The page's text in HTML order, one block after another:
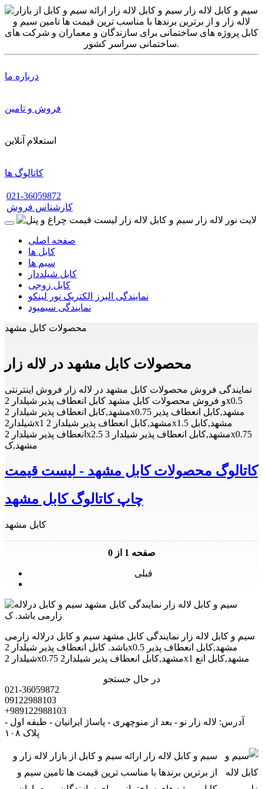
درباره ما
فروش و تامین
استعلام آنلاین
کاتالوگ ها
021-36059872
کارشناس فروش
صفحه اصلی
کابل ها
سیم ها
کابل شیلددار
کابل زوجی
نمایندگی البرز الکتریک نور لینکو
نمایندگی سیمپود
محصولات کابل مشهد
محصولات کابل مشهد در لاله زار
نمایندگی فروش محصولات کابل مشهد در لاله زار فروش اینترنتی
و فروش محصولات کابل مشهد کابل انعطاف پذیر شیلدار 2x0.5
مشهد,کابل انعطاف پذیر شیلدار 2x0.75 مشهد,کابل انعطاف پذیر
شیلدار2x1 مشهد,کابل انعطاف پذیر شیلدار 2x1.5 مشهد,کابل
انعطاف پذیر شیلدار 2x2.5 مشهد,کابل انعطاف پذیر شیلدار 3x0.75
مشهد,ک
کاتالوگ محصولات کابل مشهد - لیست قیمت
چاپ کاتالوگ کابل مشهد
کابل مشهد
صفحه 1 از 0
قبلی
سیم و کابل لاله زار نمایندگی کابل مشهد سیم و کابل درلاله زارمی
باشد. کابل انعطاف پذیر شیلدار 2x0.5 مشهد,کابل انعطاف پذیر
شیلدار 2x0.75 مشهد,کابل انعطاف پذیر شیلدار2x1 مشهد,کابل انع
در حال جستجو
021-36059872
09122988103
+989122988103
آدرس: لاله زار نو - بعد از منوچهری - پاساژ ایرانیان - طبقه اول -
پلاک ۱۰۸
سیم و کابل لاله زار ارائه سیم و کابل از بازار لاله زار و
از برترین برندها با مناسب ترین قیمت ها تامین سیم و